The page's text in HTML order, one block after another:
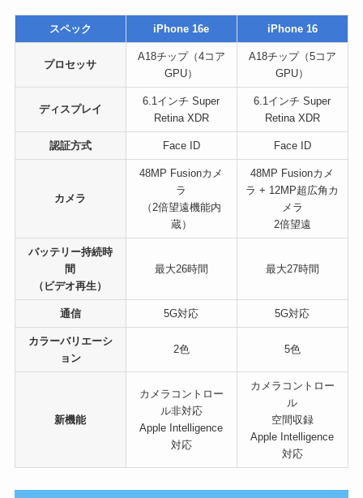
スペック iPhone 16e iPhone 16
プロセッサ
A18チップ（4コア
GPU）
A18チップ（5コア
GPU）
ディスプレイ
6.1インチ Super
Retina XDR
6.1インチ Super
Retina XDR
認証方式 Face ID Face ID
カメラ
48MP Fusionカメ
ラ
（2倍望遠機能内
蔵）
48MP Fusionカメ
ラ + 12MP超広角カ
メラ
2倍望遠
バッテリー持続時
間
（ビデオ再生）
最大26時間 最大27時間
通信 5G対応 5G対応
カラーバリエーシ
ョン
2色 5色
新機能
カメラコントロー
ル非対応
Apple Intelligence
対応
カメラコントロー
ル
空間収録
Apple Intelligence
対応